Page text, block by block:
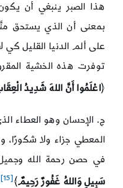
هذا الصبر ينبغي أن
بمعنى أن الذي يستحق
على ألم الدنيا القليل كي
توفرت هذه الخشية
﴿اعْلَمُوا أَنَّ اللهَ شَدِيدُ
ج. الإحسان وهو العطاء
المعطي جزاء ولا شكورًا،
في حصن رحمة الله
سَبِيلٍ وَاللهُ غَفُورٌ رَحِيمٌ﴾[15]